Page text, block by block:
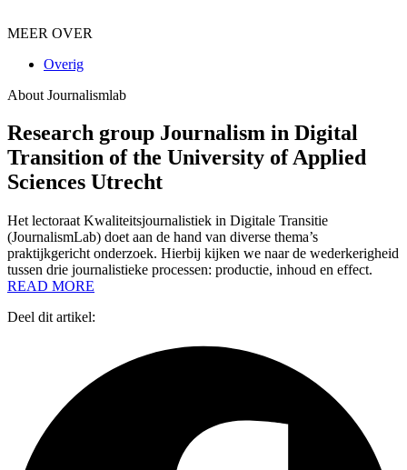
MEER OVER
Overig
About Journalismlab
Research group Journalism in Digital
Transition of the University of Applied
Sciences Utrecht
Het lectoraat Kwaliteitsjournalistiek in Digitale Transitie
(JournalismLab) doet aan de hand van diverse thema’s
praktijkgericht onderzoek. Hierbij kijken we naar de wederkerigheid
tussen drie journalistieke processen: productie, inhoud en effect.
READ MORE
Deel dit artikel: